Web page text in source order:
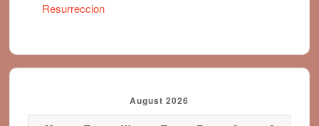
Resurreccion
August 2026